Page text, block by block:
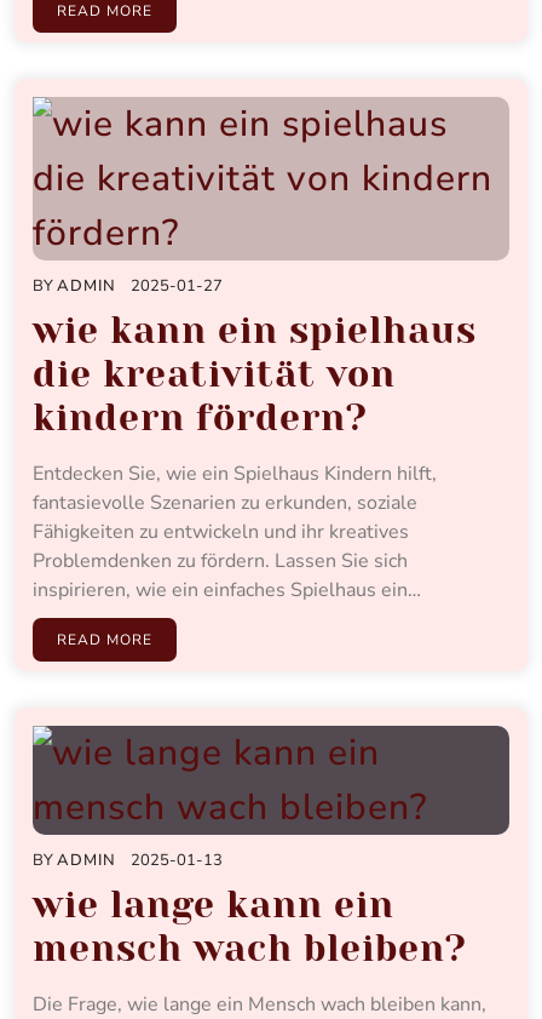
READ MORE
BYADMIN 2025-01-27
wie kann ein spielhaus
die kreativität von
kindern fördern?
Entdecken Sie, wie ein Spielhaus Kindern hilft,
fantasievolle Szenarien zu erkunden, soziale
Fähigkeiten zu entwickeln und ihr kreatives
Problemdenken zu fördern. Lassen Sie sich
inspirieren, wie ein einfaches Spielhaus ein…
READ MORE
BYADMIN 2025-01-13
wie lange kann ein
mensch wach bleiben?
Die Frage, wie lange ein Mensch wach bleiben kann,